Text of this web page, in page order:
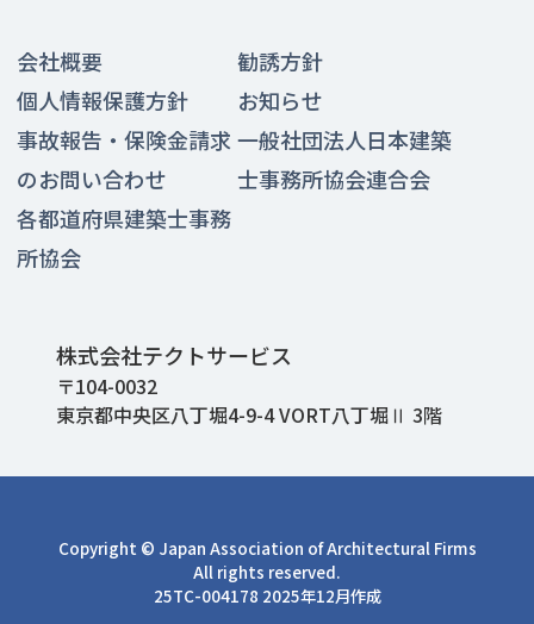
会社概要
勧誘方針
個人情報保護方針
お知らせ
事故報告・保険金請求
のお問い合わせ
一般社団法人日本建築
士事務所協会連合会
各都道府県建築士事務
所協会
株式会社テクトサービス
〒104-0032
東京都中央区八丁堀4-9-4 VORT八丁堀Ⅱ 3階
Copyright © Japan Association of Architectural Firms
All rights reserved.
25TC-004178 2025年12月作成